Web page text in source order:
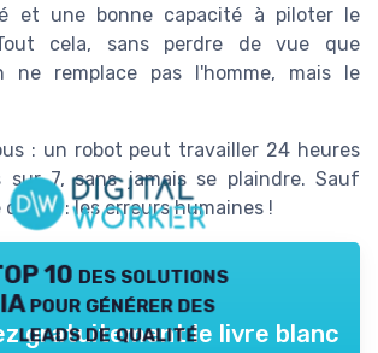
et une bonne capacité à piloter le
cela, sans perdre de vue que
ne remplace pas l'homme, mais le
: un robot peut travailler 24 heures
7, sans jamais se plaindre. Sauf
: les erreurs humaines !
10 des solutions
IA pour générer des
leads de qualité
gratuitement le livre blanc